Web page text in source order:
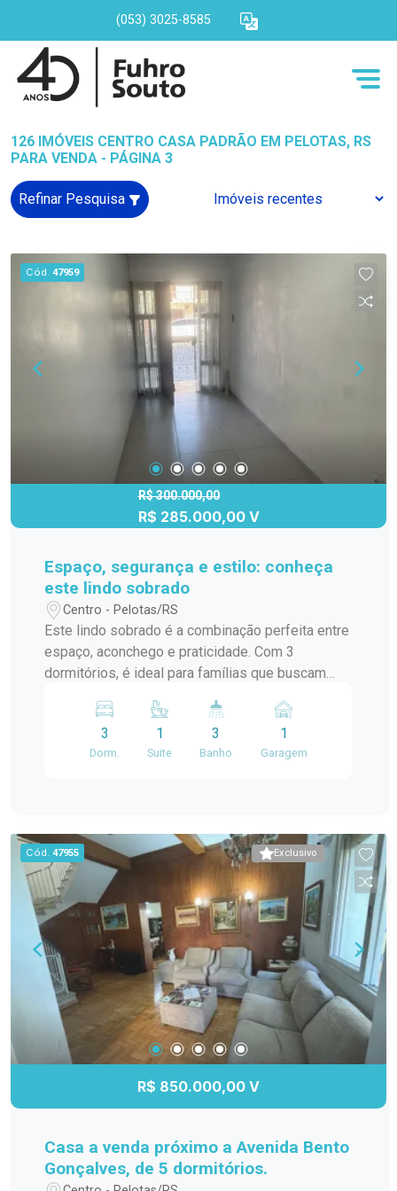
(053) 3025-8585
126 IMÓVEIS CENTRO CASA PADRÃO EM PELOTAS, RS
PARA VENDA - PÁGINA 3
Refinar Pesquisa
Cód. 47959
R$ 300.000,00
R$ 285.000,00 V
Espaço, segurança e estilo: conheça
este lindo sobrado
Centro - Pelotas/RS
Este lindo sobrado é a combinação perfeita entre
espaço, aconchego e praticidade. Com 3
dormitórios, é ideal para famílias que buscam
estruturado. Destaques do imóvel: 3 dormitórios
bem distribuídos, perfeitos para o conforto da
funcional e integrada, com excelente
aproveitamento de espaço Garagem para seu
conforto e segurança Acabamentos de bom
gosto, com toques que valorizam o imóvel
Localizado em uma região tranquila, com fácil
acesso a comércio, escolas e transporte. Um
sobrado para viver bem e receber com estilo!
Entre em contato agora e agende sua visita!
3
Dorm.
1
Suite
3
Banho
1
Garagem
Exclusivo
Cód. 47955
R$ 850.000,00 V
Casa a venda próximo a Avenida Bento
Gonçalves, de 5 dormitórios.